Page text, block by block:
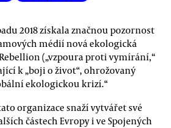
2018 získala značnou pozornost
médií nová ekologická
(„vzpoura proti vymírání,“
k „boji o život“, ohrožovaný
ekologickou krizí.“
organizace snaží vytvářet své
částech Evropy i ve Spojených